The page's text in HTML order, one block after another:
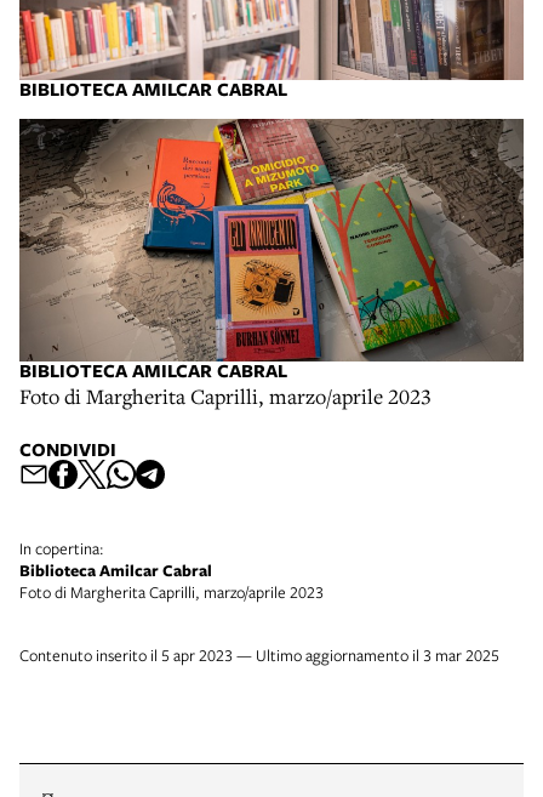
BIBLIOTECA AMILCAR CABRAL
BIBLIOTECA AMILCAR CABRAL
Foto di Margherita Caprilli, marzo/aprile 2023
CONDIVIDI
In copertina:
Biblioteca Amilcar Cabral
Foto di Margherita Caprilli, marzo/aprile 2023
Contenuto inserito il 5 apr 2023 — Ultimo aggiornamento il 3 mar 2025